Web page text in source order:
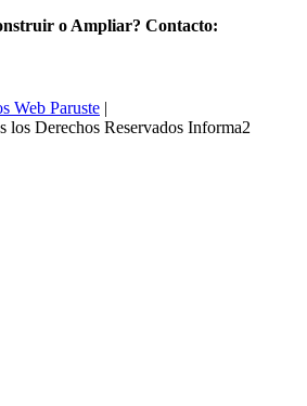
o Ampliar? Contacto:
Web Paruste |
Derechos Reservados Informa2